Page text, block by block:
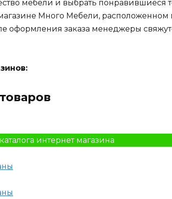
мебели и выбрать понравившиеся
Много Мебели,
оформления заказа менеджеры
интернет магазина